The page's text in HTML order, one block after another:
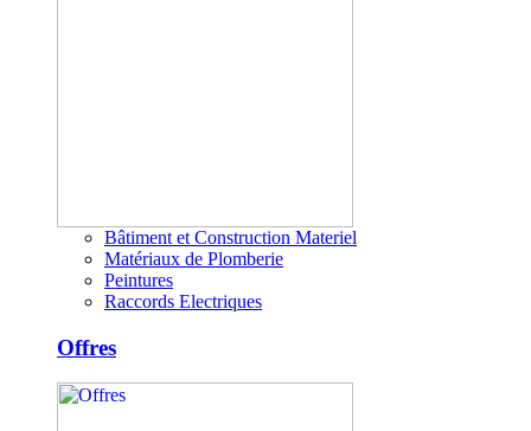
Bâtiment et Construction Materiel
Matériaux de Plomberie
Peintures
Raccords Electriques
Offres